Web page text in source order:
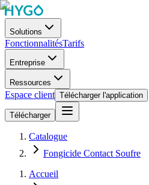
Solutions
FonctionnalitésTarifs
Entreprise
Ressources
Espace client Télécharger l'application
Télécharger
Catalogue
Fongicide Contact Soufre
Accueil